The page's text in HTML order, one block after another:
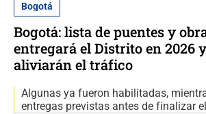
Bogotá
Bogotá: lista de puentes y
entregará el Distrito en 2026
aliviarán el tráfico
Algunas ya fueron habilitadas,
entregas previstas antes de finalizar